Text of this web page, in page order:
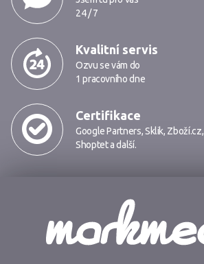
24 / 7
Kvalitní servis
Ozvu se vám do
1 pracovního dne
Certifikace
Google Partners,Sklik, Zboží.cz,
Shopteta další.